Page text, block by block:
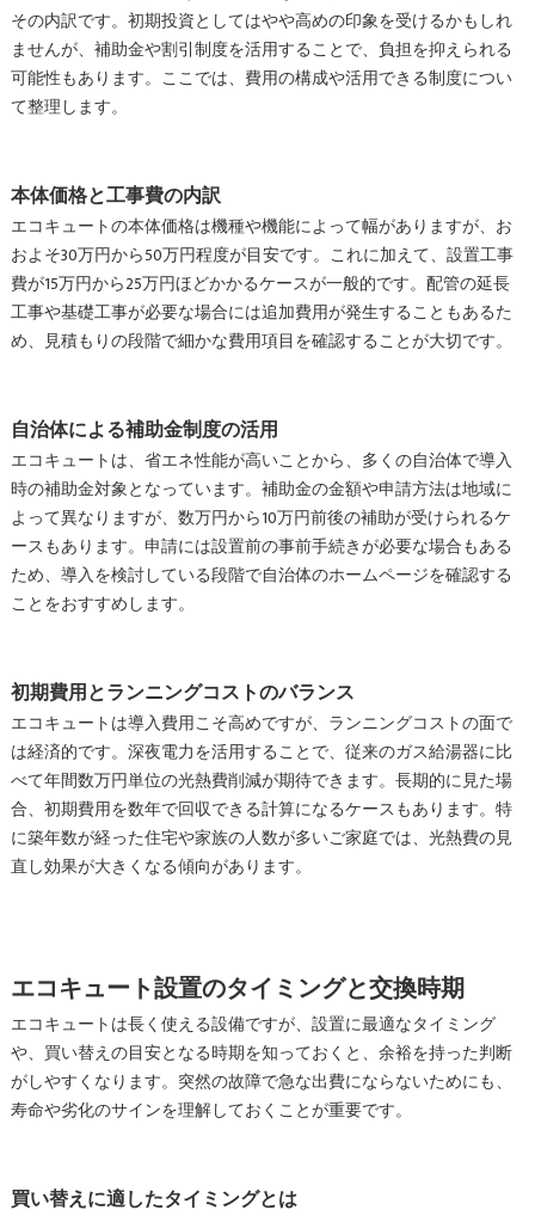
その内訳です。初期投資としてはやや高めの印象を受けるかもしれ
ませんが、補助金や割引制度を活用することで、負担を抑えられる
可能性もあります。ここでは、費用の構成や活用できる制度につい
て整理します。
本体価格と工事費の内訳
エコキュートの本体価格は機種や機能によって幅がありますが、お
およそ30万円から50万円程度が目安です。これに加えて、設置工事
費が15万円から25万円ほどかかるケースが一般的です。配管の延長
工事や基礎工事が必要な場合には追加費用が発生することもあるた
め、見積もりの段階で細かな費用項目を確認することが大切です。
自治体による補助金制度の活用
エコキュートは、省エネ性能が高いことから、多くの自治体で導入
時の補助金対象となっています。補助金の金額や申請方法は地域に
よって異なりますが、数万円から10万円前後の補助が受けられるケ
ースもあります。申請には設置前の事前手続きが必要な場合もある
ため、導入を検討している段階で自治体のホームページを確認する
ことをおすすめします。
初期費用とランニングコストのバランス
エコキュートは導入費用こそ高めですが、ランニングコストの面で
は経済的です。深夜電力を活用することで、従来のガス給湯器に比
べて年間数万円単位の光熱費削減が期待できます。長期的に見た場
合、初期費用を数年で回収できる計算になるケースもあります。特
に築年数が経った住宅や家族の人数が多いご家庭では、光熱費の見
直し効果が大きくなる傾向があります。
エコキュート設置のタイミングと交換時期
エコキュートは長く使える設備ですが、設置に最適なタイミング
や、買い替えの目安となる時期を知っておくと、余裕を持った判断
がしやすくなります。突然の故障で急な出費にならないためにも、
寿命や劣化のサインを理解しておくことが重要です。
買い替えに適したタイミングとは